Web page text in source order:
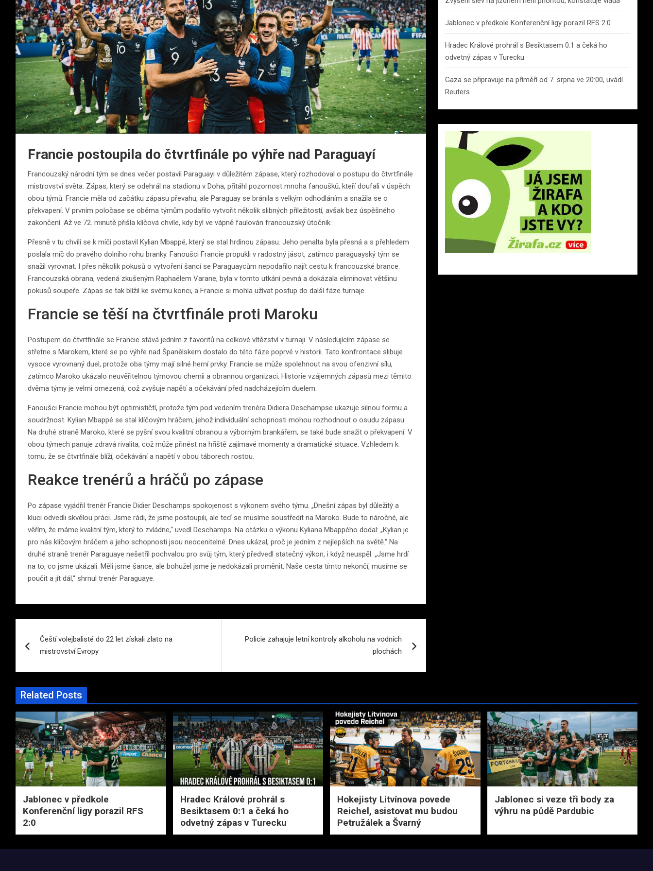
Francie postoupila do čtvrtfinále po výhře nad Paraguayí
Francouzský národní tým se dnes večer postavil Paraguayi v důležitém zápase, který rozhodoval o postupu do čtvrtfinále
mistrovství světa. Zápas, který se odehrál na stadionu v Doha, přitáhl pozornost mnoha fanoušků, kteří doufali v úspěch
obou týmů. Francie měla od začátku zápasu převahu, ale Paraguay se bránila s velkým odhodláním a snažila se o
překvapení. V prvním poločase se oběma týmům podařilo vytvořit několik slibných příležitostí, avšak bez úspěšného
zakončení. Až ve 72. minutě přišla klíčová chvíle, kdy byl ve vápně faulován francouzský útočník.
Přesně v tu chvíli se k míči postavil Kylian Mbappé, který se stal hrdinou zápasu. Jeho penalta byla přesná a s přehledem
poslala míč do pravého dolního rohu branky. Fanoušci Francie propukli v radostný jásot, zatímco paraguayský tým se
snažil vyrovnat. I přes několik pokusů o vytvoření šancí se Paraguaycům nepodařilo najít cestu k francouzské brance.
Francouzská obrana, vedená zkušeným Raphaëlem Varane, byla v tomto utkání pevná a dokázala eliminovat většinu
pokusů soupeře. Zápas se tak blížil ke svému konci, a Francie si mohla užívat postup do další fáze turnaje.
Francie se těší na čtvrtfinále proti Maroku
Postupem do čtvrtfinále se Francie stává jedním z favoritů na celkové vítězství v turnaji. V následujícím zápase se
střetne s Marokem, které se po výhře nad Španělskem dostalo do této fáze poprvé v historii. Tato konfrontace slibuje
vysoce vyrovnaný duel, protože oba týmy mají silné herní prvky. Francie se může spolehnout na svou ofenzivní sílu,
zatímco Maroko ukázalo neuvěřitelnou týmovou chemii a obrannou organizaci. Historie vzájemných zápasů mezi těmito
dvěma týmy je velmi omezená, což zvyšuje napětí a očekávání před nadcházejícím duelem.
Fanoušci Francie mohou být optimističtí, protože tým pod vedením trenéra Didiera Deschampse ukazuje silnou formu a
soudržnost. Kylian Mbappé se stal klíčovým hráčem, jehož individuální schopnosti mohou rozhodnout o osudu zápasu.
Na druhé straně Maroko, které se pyšní svou kvalitní obranou a výborným brankářem, se také bude snažit o překvapení. V
obou týmech panuje zdravá rivalita, což může přinést na hřiště zajímavé momenty a dramatické situace. Vzhledem k
tomu, že se čtvrtfinále blíží, očekávání a napětí v obou táborech rostou.
Reakce trenérů a hráčů po zápase
Po zápase vyjádřil trenér Francie Didier Deschamps spokojenost s výkonem svého týmu. „Dnešní zápas byl důležitý a
kluci odvedli skvělou práci. Jsme rádi, že jsme postoupili, ale teď se musíme soustředit na Maroko. Bude to náročné, ale
věřím, že máme kvalitní tým, který to zvládne,“ uvedl Deschamps. Na otázku o výkonu Kyliana Mbappého dodal: „Kylian je
pro nás klíčovým hráčem a jeho schopnosti jsou neocenitelné. Dnes ukázal, proč je jedním z nejlepších na světě.“ Na
druhé straně trenér Paraguaye nešetřil pochvalou pro svůj tým, který předvedl statečný výkon, i když neuspěl. „Jsme hrdí
na to, co jsme ukázali. Měli jsme šance, ale bohužel jsme je nedokázali proměnit. Naše cesta tímto nekončí, musíme se
poučit a jít dál,“ shrnul trenér Paraguaye.
pro
příspěvek
Čeští volejbalisté do 22 let získali zlato na
mistrovství Evropy
Policie zahajuje letní kontroly alkoholu na vodních
plochách
Jablonec v předkole Konferenční ligy porazil RFS 2:0
Hradec Králové prohrál s Besiktasem 0:1 a čeká ho
odvetný zápas v Turecku
Gaza se připravuje na příměří od 7. srpna ve 20:00, uvádí
Reuters
Related Posts
Jablonec v předkole
Konferenční ligy porazil RFS
2:0
Hradec Králové prohrál s
Besiktasem 0:1 a čeká ho
odvetný zápas v Turecku
Hokejisty Litvínova povede
Reichel, asistovat mu budou
Petružálek a Švarný
Jablonec si veze tři body za
výhru na půdě Pardubic